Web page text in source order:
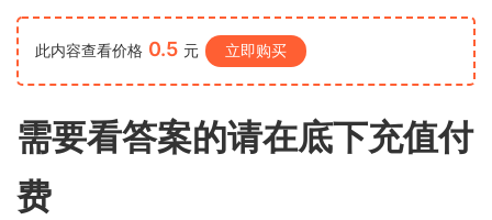
此内容查看价格 0.5 元 立即购买
需要看答案的请在底下充值付
费